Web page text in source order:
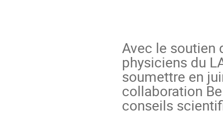
Avec le soutien
physiciens du
soumettre en
collaboration
conseils